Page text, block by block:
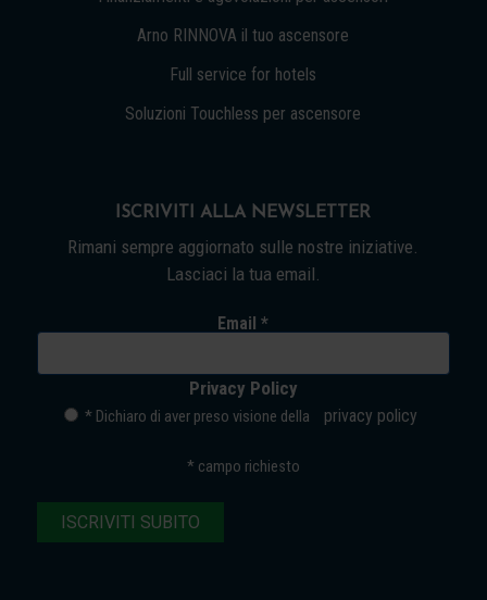
Arno RINNOVA il tuo ascensore
Full service for hotels
Soluzioni Touchless per ascensore
ISCRIVITI ALLA NEWSLETTER
Rimani sempre aggiornato sulle nostre iniziative.
Lasciaci la tua email.
Email *
Privacy Policy
* Dichiaro di aver preso visione della privacy policy
* campo richiesto